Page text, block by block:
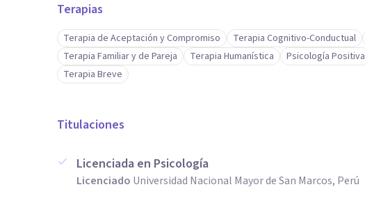
Terapias
Terapia de Aceptación y Compromiso Terapia Cognitivo-Conductual
Terapia Familiar y de Pareja
Terapia Humanística Psicología Positiva
Terapia Breve
Titulaciones
Licenciada en Psicología
Licenciado Universidad Nacional Mayor de San Marcos, Perú